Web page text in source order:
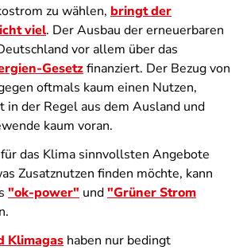
zu wählen, bringt der
viel. Der Ausbau der erneuerbaren
vor allem über das
Gesetzfinanziert. Der Bezug von
oftmals kaum einen Nutzen,
in der Regel aus dem Ausland und
kaum voran.
das Klima sinnvollsten Angebote
Zusatznutzen finden möchte, kann
"ok-power" und"Grüner Strom
Klimagas haben nur bedingt